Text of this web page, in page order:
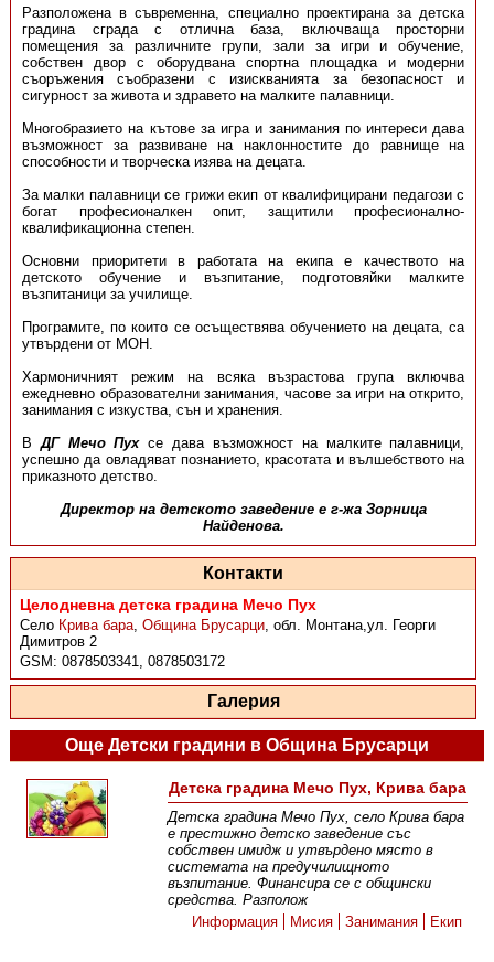
Разположена в съвременна, специално проектирана за детска
градина сграда с отлична база, включваща просторни
помещения за различните групи, зали за игри и обучение,
собствен двор с оборудвана спортна площадка и модерни
съоръжения съобразени с изискванията за безопасност и
сигурност за живота и здравето на малките палавници.
Многобразието на кътове за игра и занимания по интереси дава
възможност за развиване на наклонностите до равнище на
способности и творческа изява на децата.
За малки палавници се грижи екип от квалифицирани педагози с
богат професионалкен опит, защитили професионално-
квалификационна степен.
Основни приоритети в работата на екипа е качеството на
детското обучение и възпитание, подготовяйки малките
възпитаници за училище.
Програмите, по които се осъществява обучението на децата, са
утвърдени от МОН.
Хармоничният режим на всяка възрастова група включва
ежедневно образователни занимания, часове за игри на открито,
занимания с изкуства, сън и хранения.
ВДГ Мечо Пухсе дава възможност на малките палавници,
успешно да овладяват познанието, красотата и вълшебството на
приказното детство.
Директор на детското заведение е г-жа Зорница
Найденова.
Контакти
Целодневна детска градина Мечо Пух
Село Крива бара,Община Брусарци,обл. Монтана,ул. Георги
Димитров 2
GSM:0878503341, 0878503172
Галерия
Още Детски градини в Община Брусарци
Детска градина Мечо Пух, Крива бара
Детска градина Мечо Пух, село Крива бара
е престижно детско заведение със
собствен имидж и утвърдено място в
системата на предучилищното
възпитание. Финансира се с общински
средства. Разполож
Информация
Мисия Занимания Екип